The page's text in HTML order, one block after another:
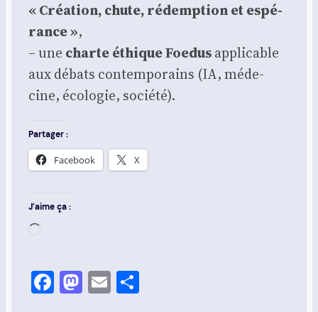
« Créa­tion, chute, rédemp­tion et espé­
rance »,
– une charte éthique Foe­dusappli­cable
aux débats contem­po­rains (IA, méde­
cine, éco­lo­gie, socié­té).
Partager :
Face­book X
J’aime ça :
ment…
Facebook
Mastodon
Email